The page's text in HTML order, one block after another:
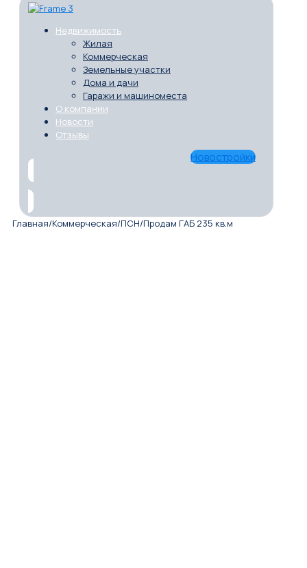
Недвижимость
Жилая
Коммерческая
Земельные участки
Дома и дачи
Гаражи и машиноместа
О компании
Новости
Отзывы
Новостройки
Главная/Коммерческая/ПСН/Продам ГАБ 235 кв.м